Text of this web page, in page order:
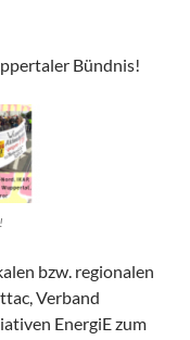
Bündnis!
bzw. regionalen
Verband
EnergiE zum